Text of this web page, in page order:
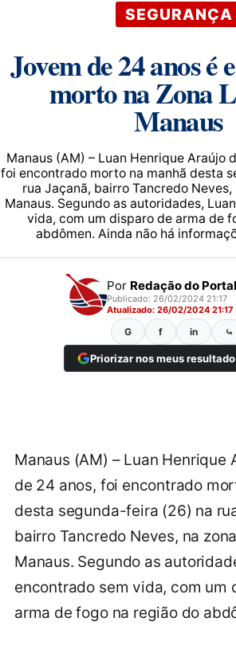
SEGURANÇA
Jovem de 24 anos é
morto na Zona
Manaus
Manaus (AM) – Luan Henrique Araújo
foi encontrado morto na manhã desta
rua Jaçanã, bairro Tancredo
Manaus. Segundo as autoridades,
vida, com um disparo de arma de
abdômen. Ainda não há
Por Redação do
Publicado: 26/02/2024 21:17
Atualizado: 26/02/2024 21:17
G f in ⤿
Priorizar nos meus
Manaus (AM) – Luan Henrique
de 24 anos, foi encontrado
desta segunda-feira (26) na
bairro Tancredo Neves, na
Manaus. Segundo as
encontrado sem vida, com um
arma de fogo na região do